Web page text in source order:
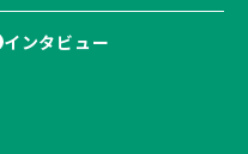
インタビュー